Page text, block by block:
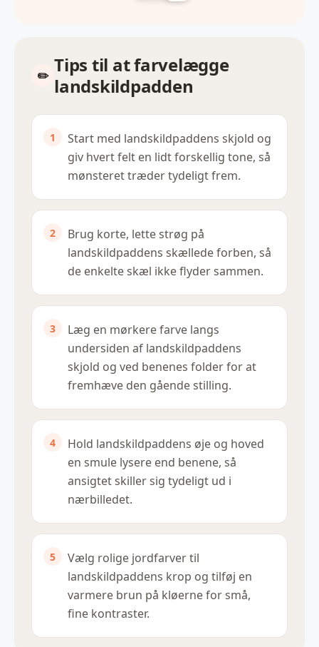
Tips til at farvelægge
landskildpadden
Start med landskildpaddens skjold og
giv hvert felt en lidt forskellig tone, så
mønsteret træder tydeligt frem.
Brug korte, lette strøg på
landskildpaddens skællede forben, så
de enkelte skæl ikke flyder sammen.
Læg en mørkere farve langs
undersiden af landskildpaddens
skjold og ved benenes folder for at
fremhæve den gående stilling.
Hold landskildpaddens øje og hoved
en smule lysere end benene, så
ansigtet skiller sig tydeligt ud i
nærbilledet.
Vælg rolige jordfarver til
landskildpaddens krop og tilføj en
varmere brun på kløerne for små,
fine kontraster.